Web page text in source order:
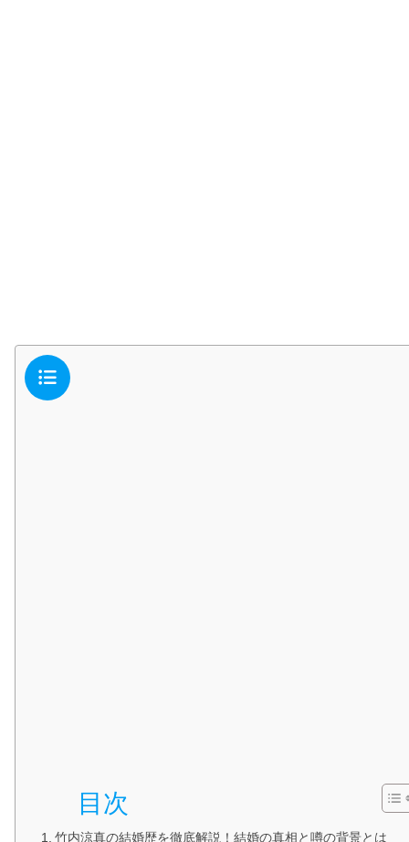
目次
竹内涼真の結婚歴を徹底解説！結婚の真相と噂の背景とは